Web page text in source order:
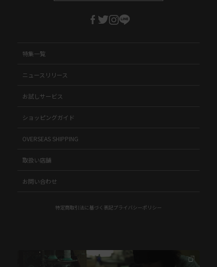
特集一覧
ニュースリリース
お試しサービス
ショッピングガイド
OVERSEAS SHIPPING
取扱い店舗
お問い合わせ
特定商取引法に基づく表記プライバシーポリシー